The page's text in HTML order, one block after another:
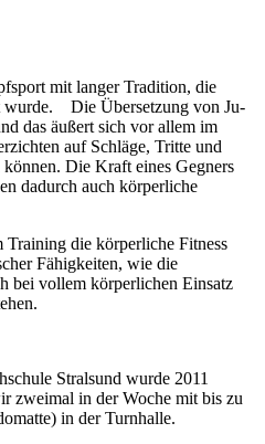
mit langer Tradition, die
wurde. Die Übersetzung von Ju-
das äußert sich vor allem im
auf Schläge, Tritte und
Die Kraft eines Gegners
dadurch auch körperliche
Training die körperliche Fitness
Fähigkeiten, wie die
bei vollem körperlichen Einsatz
Stralsund wurde 2011
zweimal in der Woche mit bis zu
in der Turnhalle.